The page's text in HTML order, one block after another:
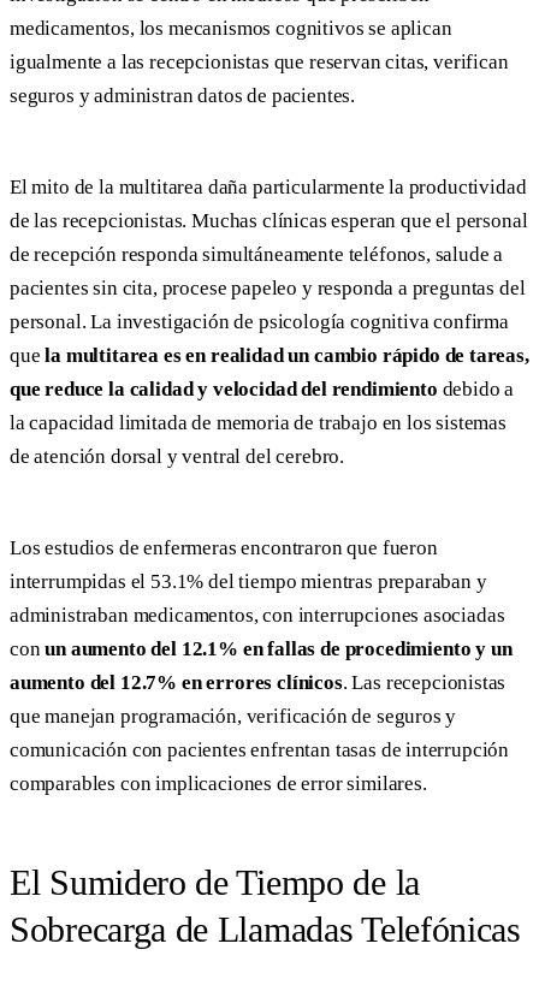
medicamentos, los mecanismos cognitivos se aplican
igualmente a las recepcionistas que reservan citas, verifican
seguros y administran datos de pacientes.
El mito de la multitarea daña particularmente la productividad
de las recepcionistas. Muchas clínicas esperan que el personal
de recepción responda simultáneamente teléfonos, salude a
pacientes sin cita, procese papeleo y responda a preguntas del
personal. La investigación de psicología cognitiva confirma
quela multitarea es en realidad un cambio rápido de tareas,
que reduce la calidad y velocidad del rendimiento debido a
la capacidad limitada de memoria de trabajo en los sistemas
de atención dorsal y ventral del cerebro.
Los estudios de enfermeras encontraron que fueron
interrumpidas el 53.1% del tiempo mientras preparaban y
administraban medicamentos, con interrupciones asociadas
conun aumento del 12.1% en fallas de procedimiento y un
aumento del 12.7% en errores clínicos. Las recepcionistas
que manejan programación, verificación de seguros y
comunicación con pacientes enfrentan tasas de interrupción
comparables con implicaciones de error similares.
El Sumidero de Tiempo de la
Sobrecarga de Llamadas Telefónicas